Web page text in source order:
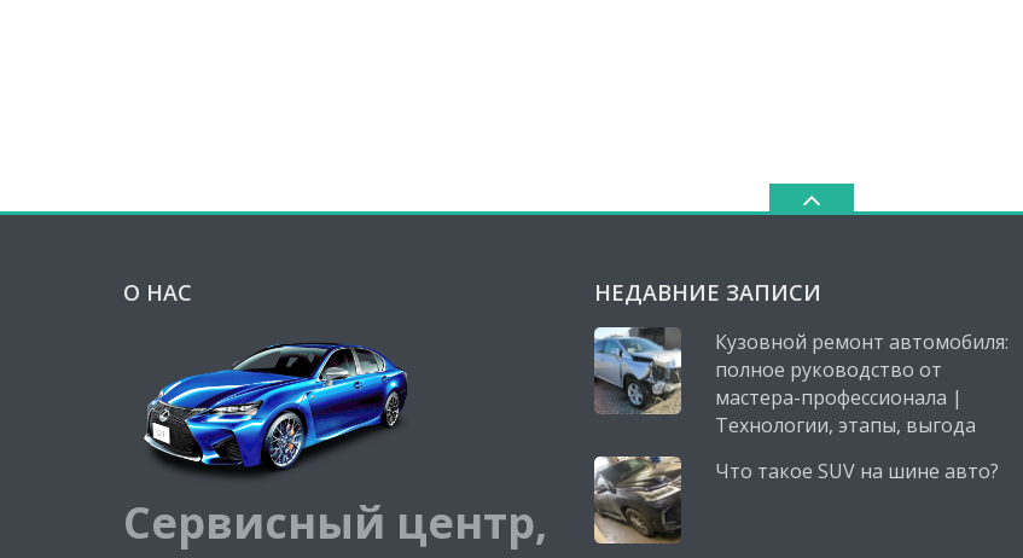
О НАС
Сервисный центр,
НЕДАВНИЕ ЗАПИСИ
Кузовной ремонт автомобиля:
полное руководство от
мастера-профессионала |
Технологии, этапы, выгода
Что такое SUV на шине авто?